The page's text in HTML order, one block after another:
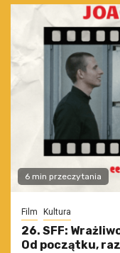
6 min przeczytania
Film Kultura
26. SFF:
Od początku,